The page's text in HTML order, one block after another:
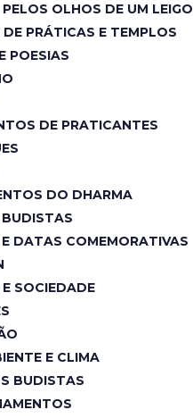
OLHOS DE UM LEIGO
DE PRÁTICAS E TEMPLOS
POESIAS
DE PRATICANTES
DO DHARMA
DATAS COMEMORATIVAS
SOCIEDADE
E CLIMA
BUDISTAS